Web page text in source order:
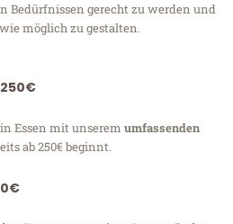
Bedürfnissen gerecht zu werden und
möglich zu gestalten.
Essen mit unserem umfassenden
ab 250€ beginnt.